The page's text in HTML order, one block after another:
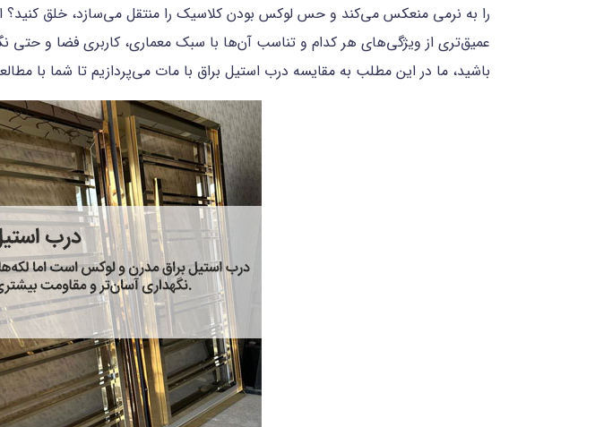
را به نرمی منعکس می‌کند و حس لوکس بودن کلاسیک را منتقل می‌سازد، خلق کنید؟
عمیق‌تری از ویژگی‌های هر کدام و تناسب آن‌ها با سبک معماری، کاربری فضا و حتی
باشید، ما در این مطلب به مقایسه درب استیل براق با مات می‌پردازیم تا شما با